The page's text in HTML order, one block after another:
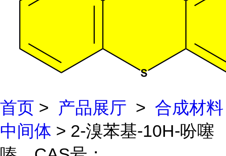
首页 > 产品展厅 > 合成材料
中间体 > 2-溴苯基-10H-吩噻